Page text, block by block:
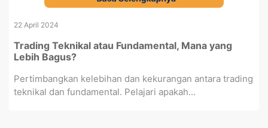
22 April 2024
Trading Teknikal atau Fundamental, Mana yang
Lebih Bagus?
Pertimbangkan kelebihan dan kekurangan antara trading
teknikal dan fundamental. Pelajari apakah...